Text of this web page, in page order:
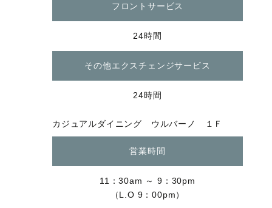
フロントサービス
24時間
その他エクスチェンジサービス
24時間
カジュアルダイニング ウルバーノ １Ｆ
営業時間
11：30am ～ 9：30pm
（L.O 9：00pm）